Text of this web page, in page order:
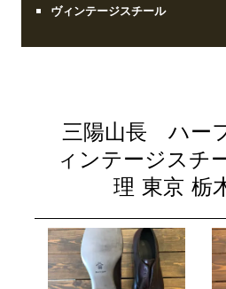
ヴィンテージスチール
三陽山長 ハー
ィンテージス
理 東京 栃